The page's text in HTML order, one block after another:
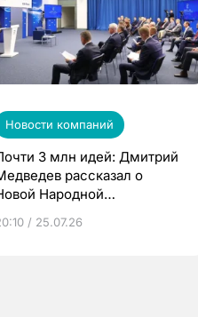
Новости компаний
3 млн идей: Дмитрий
рассказал о
Народной
/ 25.07.26